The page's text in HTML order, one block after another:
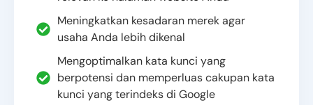
Meningkatkan kesadaran merek agar
usaha Anda lebih dikenal
Mengoptimalkan kata kunci yang
berpotensi dan memperluas cakupan kata
kunci yang terindeks di Google